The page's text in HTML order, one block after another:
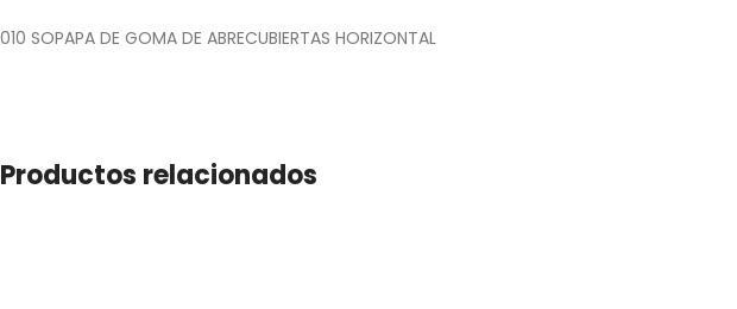
010 SOPAPA DE GOMA DE ABRECUBIERTAS HORIZONTAL
Productos relacionados